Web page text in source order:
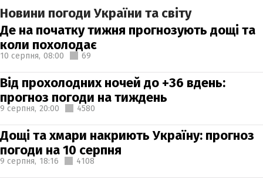
Новини погоди України та світу
Де на початку тижня прогнозують дощі та
коли похолодає
10 серпня, 08:00 69
Від прохолодних ночей до +36 вдень:
прогноз погоди на тиждень
9 серпня, 20:00 4580
Дощі та хмари накриють Україну: прогноз
погоди на 10 серпня
9 серпня, 18:16 4108